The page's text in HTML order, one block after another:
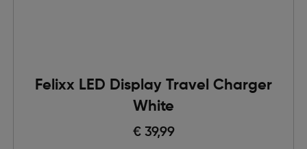
Felixx LED Display Travel Charger
White
€ 39,99